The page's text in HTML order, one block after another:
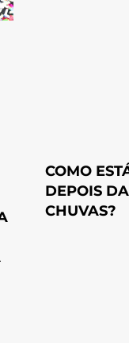
COMO
DEPOIS
CHUVAS?